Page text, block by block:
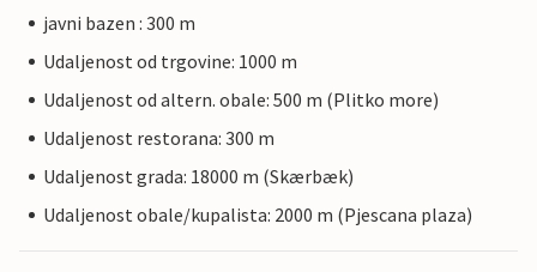
javni bazen : 300 m
Udaljenost od trgovine: 1000 m
Udaljenost od altern. obale: 500 m (Plitko more)
Udaljenost restorana: 300 m
Udaljenost grada: 18000 m (Skærbæk)
Udaljenost obale/kupalista: 2000 m (Pjescana plaza)